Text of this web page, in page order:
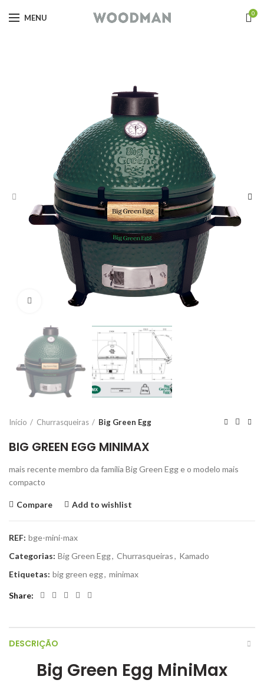
MENU 0
Click to enlarge
Início Churrasqueiras Big Green Egg
BIG GREEN EGG MINIMAX
mais recente membro da família Big Green Egg e o modelo mais
compacto
Compare Add to wishlist
REF: bge-mini-max
Categorias: Big Green Egg, Churrasqueiras, Kamado
Etiquetas: big green egg, minimax
Share
DESCRIÇÃO
Big Green Egg MiniMax